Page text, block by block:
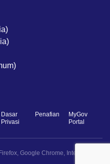
Dasar
Privasi
Penafian
MyGov
Portal
Google Chrome, Internet